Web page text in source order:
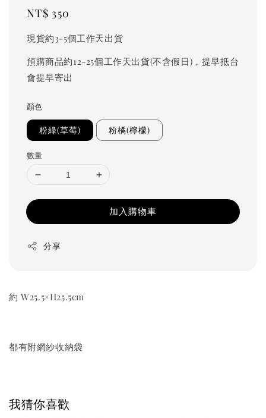
Regular
NT$ 350
現貨約3-5個工作天出貨
預購商品約12-25個工作天出貨(不含假日)，提早抵台
會提早寄出
顏色
粉綠(草莓) 粉橘(檸檬)
數量
加入購物車
分享
約 W25.5×H25.5cm
都有附網紗收納袋
我猜你喜歡